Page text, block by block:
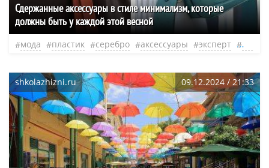
Сдержанные аксессуары в стиле минимализм, которые
должны быть у каждой этой весной
мода пластик серебро аксессуары эксперт
shkolazhizni.ru 09.12.2024 / 21:33